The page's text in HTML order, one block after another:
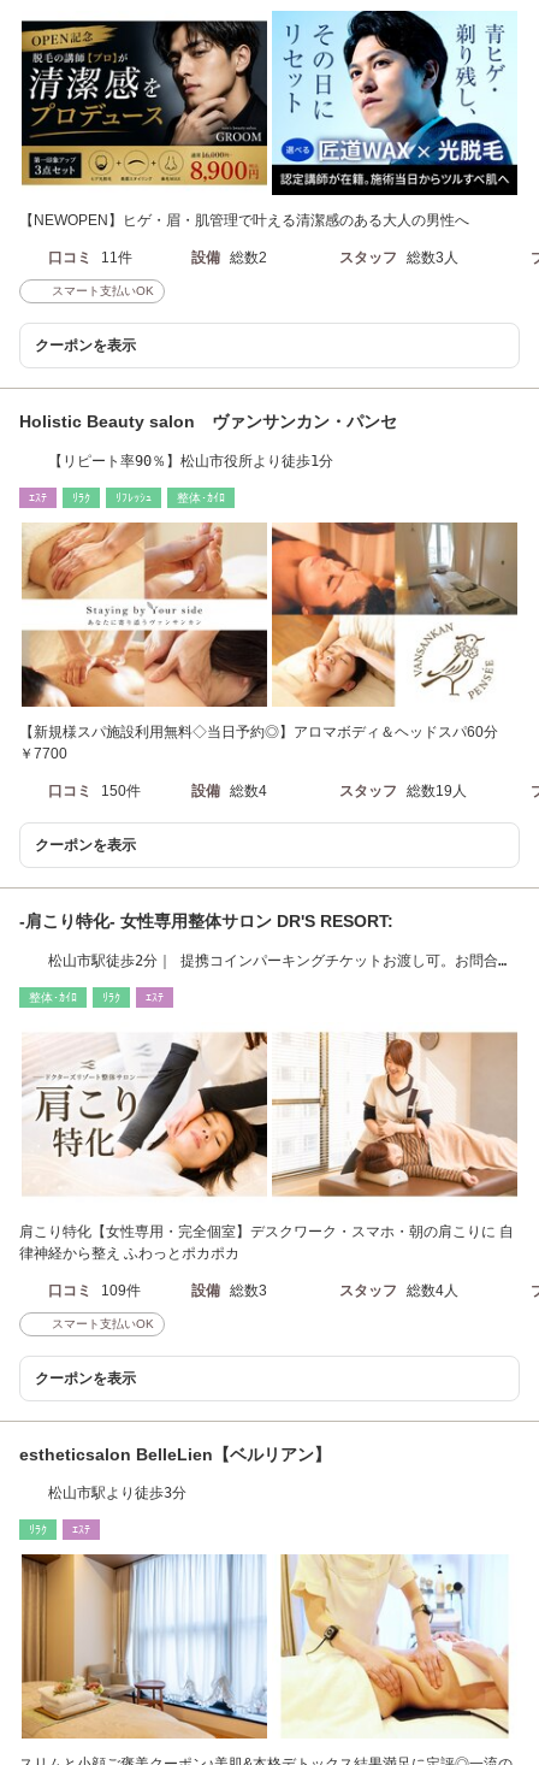
【NEWOPEN】ヒゲ・眉・肌管理で叶える清潔感のある大人の男性へ
口コミ 11件 設備 総数2 スタッフ 総数3人
スマート支払いOK
クーポンを表示
Holistic Beauty salon ヴァンサンカン・パンセ
【リピート率90％】松山市役所より徒歩1分
ｴｽﾃ ﾘﾗｸ ﾘﾌﾚｯｼｭ 整体･ｶｲﾛ
【新規様スパ施設利用無料◇当日予約◎】アロマボディ＆ヘッドスパ60分
￥7700
口コミ 150件 設備 総数4 スタッフ 総数19人
クーポンを表示
-肩こり特化- 女性専用整体サロン DR'S RESORT:
松山市駅徒歩2分｜ 提携コインパーキングチケットお渡し可。お問合せ
整体･ｶｲﾛ ﾘﾗｸ ｴｽﾃ
肩こり特化【女性専用・完全個室】デスクワーク・スマホ・朝の肩こりに 自
律神経から整え ふわっとポカポカ
口コミ 109件 設備 総数3 スタッフ 総数4人
スマート支払いOK
クーポンを表示
estheticsalon BelleLien【ベルリアン】
松山市駅より徒歩3分
ﾘﾗｸ ｴｽﾃ